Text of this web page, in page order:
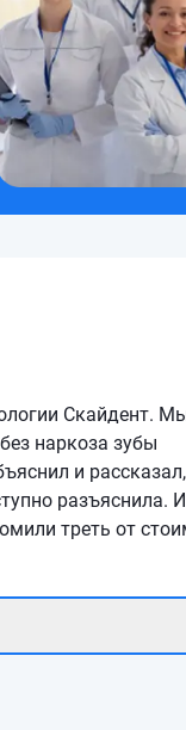
Скайдент.
наркоза зубы
и
разъяснила. И
треть от